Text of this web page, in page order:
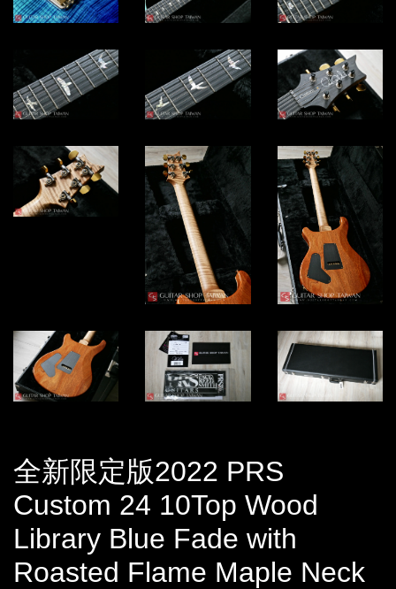
全新限定版2022 PRS
Custom 24 10Top Wood
Library Blue Fade with
Roasted Flame Maple Neck